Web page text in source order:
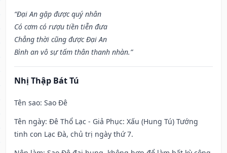
“Đại An gặp được quý nhân
Có cơm có rượu tiền tiễn đưa
Chẳng thời cũng được Đại An
Bình an vô sự tấm thân thanh nhàn.”
Nhị Thập Bát Tú
Tên sao: Sao Đê
Tên ngày: Đê Thổ Lạc - Giả Phục: Xấu (Hung Tú) Tướng
tinh con Lạc Đà, chủ trị ngày thứ 7.